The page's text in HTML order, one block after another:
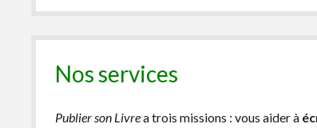
Nos services
Publier son Livrea trois missions : vous aider à